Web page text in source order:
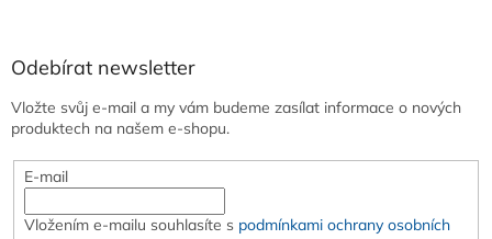
Odebírat newsletter
Vložte svůj e-mail a my vám budeme zasílat informace o nových
produktech na našem e-shopu.
E-mail
Vložením e-mailu souhlasíte s podmínkami ochrany osobních